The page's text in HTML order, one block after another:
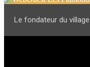
Le fondateur du